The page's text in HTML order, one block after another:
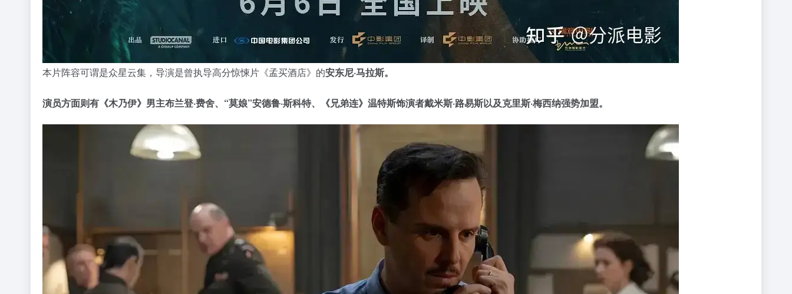
本片阵容可谓是众星云集，导演是曾执导高分惊悚片《孟买酒店》的安东尼·马拉斯。
演员方面则有《木乃伊》男主布兰登·费舍、“莫娘”安德鲁·斯科特、《兄弟连》温特斯饰演者戴米斯·路易斯以及克里斯·梅西纳强势加盟。